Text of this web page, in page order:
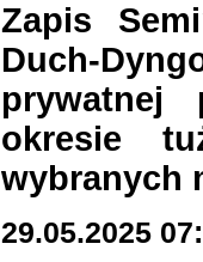
Zapis
Duch-
prywatnej
okresie
wybranych
29.05.2025